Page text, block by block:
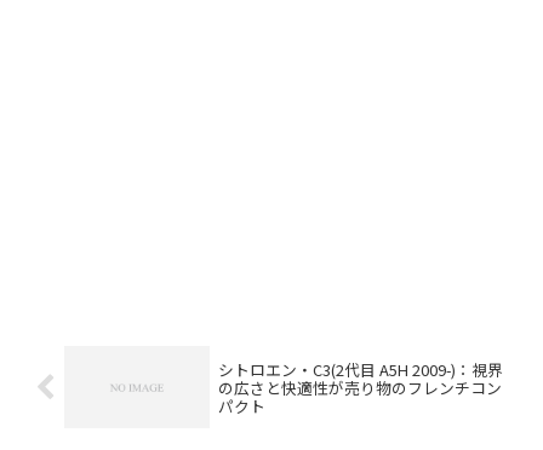
シトロエン・C3(2代目 A5H 2009-)：視界
の広さと快適性が売り物のフレンチコン
パクト